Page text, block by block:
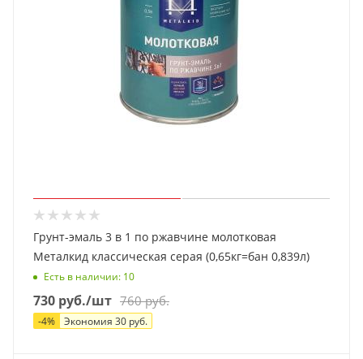
Грунт-эмаль 3 в 1 по ржавчине молотковая
Металкид классическая серая (0,65кг=бан 0,839л)
Есть в наличии: 10
730 руб./шт 760руб.
-4% Экономия 30 руб.